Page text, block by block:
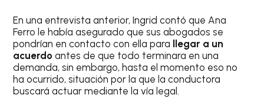
En una entrevista anterior, Ingrid contó que Ana
Ferro le había asegurado que sus abogados se
pondrían en contacto con ella para llegar a un
acuerdo antes de que todo terminara en una
demanda, sin embargo, hasta el momento eso no
ha ocurrido, situación por la que la conductora
buscará actuar mediante la vía legal.